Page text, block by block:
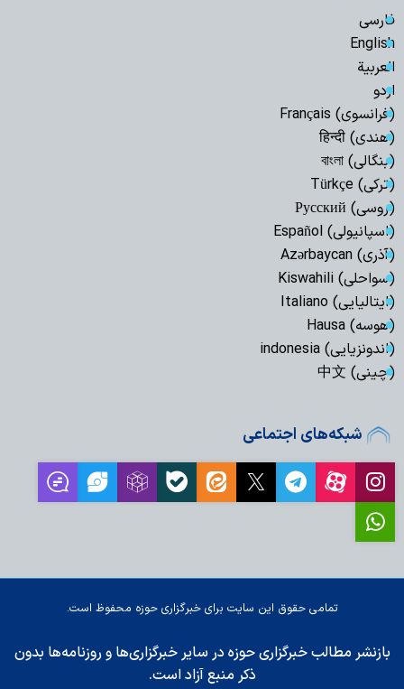
فارسی
English
العربیة
اردو
(فرانسوی) Français
(هندی) हिन्दी
(بنگالی) বাংলা
(ترکی) Türkçe
(روسی) Русский
(اسپانیولی) Español
(آذری) Azərbaycan
(سواحلی) Kiswahili
(ایتالیایی) Italiano
(هوسه) Hausa
(اندونزیایی) indonesia
(چینی) 中文
شبکه‌های اجتماعی
تمامی حقوق این سایت برای خبرگزاری حوزه محفوظ است.
بازنشر مطالب خبرگزاری حوزه در سایر خبرگزاری‌ها و روزنامه‌ها بدون
ذکر منبع آزاد است.